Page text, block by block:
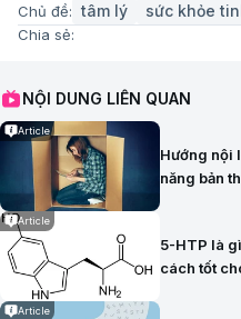
Chủ đề: tâm lý sức khỏe
Chia sẻ:
NỘI DUNG LIÊN QUAN
Article
Hướng nội
năng bản
Article
5-HTP là
cách tốt
Article